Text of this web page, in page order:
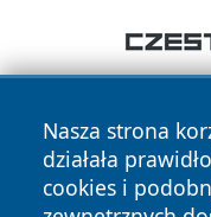
Nasza strona
działała
cookies i